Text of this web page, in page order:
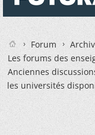
Forum
Les forums des
Anciennes
les universités